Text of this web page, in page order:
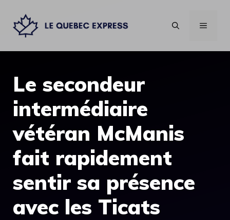
contenu
MENU
Le secondeur
intermédiaire
vétéran McManis
fait rapidement
sentir sa présence
avec les Ticats